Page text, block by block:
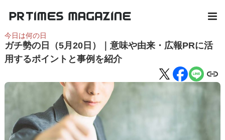
今日は何の日
ガチ勢の日（5月20日）｜意味や由来・広報PRに活
用するポイントと事例を紹介